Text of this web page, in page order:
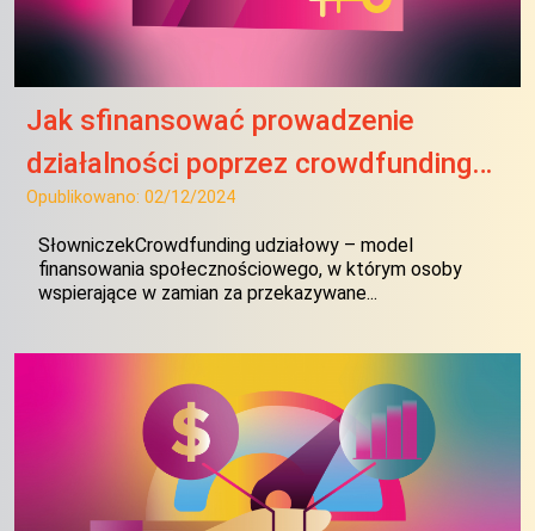
Jak sfinansować prowadzenie
działalności poprzez crowdfunding…
Opublikowano: 02/12/2024
SłowniczekCrowdfunding udziałowy – model
finansowania społecznościowego, w którym osoby
wspierające w zamian za przekazywane...